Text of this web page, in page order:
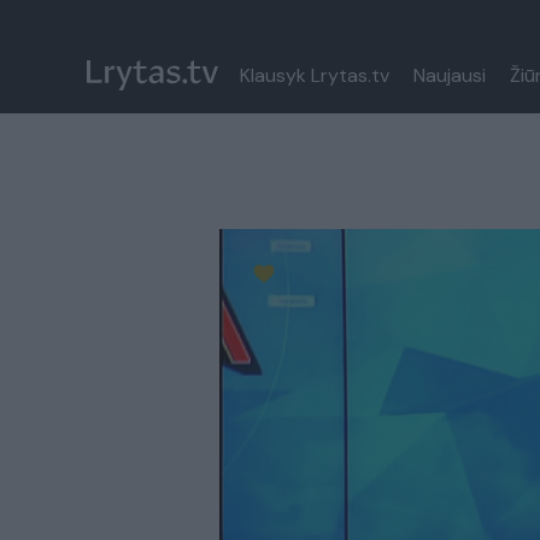
Klausyk Lrytas.tv Naujausi